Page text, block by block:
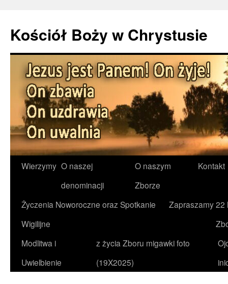
Kościół Boży w Chrystusie
Przejdź
treści
Wierzymy O naszej
denominacji
O naszym
Zborze
Kontakt
Życzenia Noworoczne oraz Spotkanie
Wigilijne
Zapraszamy22
Modlitwa i
Uwielbienie
z życia Zboru migawki foto
(19X2025)